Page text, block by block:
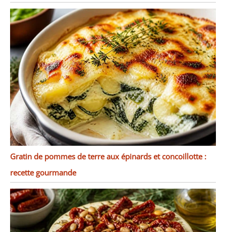
Gratin de pommes de terre aux épinards et concoillotte :
recette gourmande